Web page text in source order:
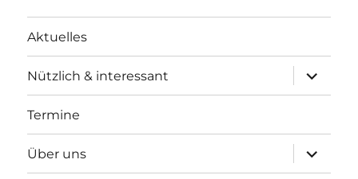
Aktuelles
Nützlich & interessant
anzeigen
Termine
Über uns
anzeigen